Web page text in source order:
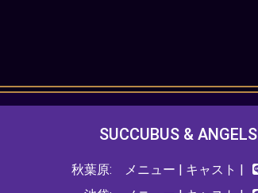
SUCCUBUS & ANGELS
秋葉原:
メニュー | キャスト |